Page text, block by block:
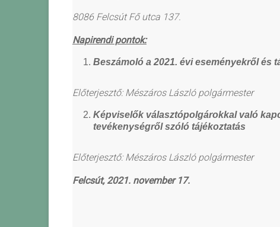
8086 Felcsút Fő utca 137.
Napirendi pontok:
Beszámoló a 2021. évi eseményekről és
Előterjesztő: Mészáros László polgármester
Képviselők választópolgárokkal való
tevékenységről szóló tájékoztatás
Előterjesztő: Mészáros László polgármester
Felcsút, 2021. november 17.